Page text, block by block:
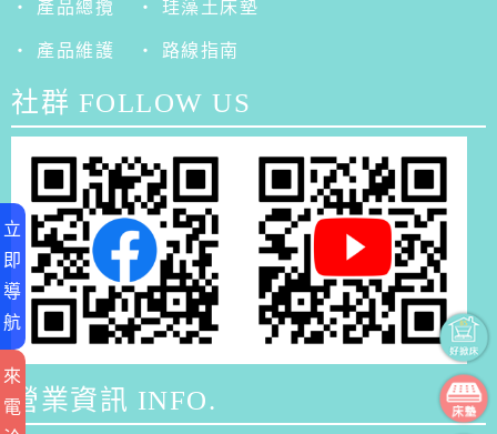
‧ 產品總攬 ‧ 珪藻土床墊
‧ 產品維護 ‧ 路線指南
社群 FOLLOW US
營業資訊 INFO.
立
即
導
航
來
電